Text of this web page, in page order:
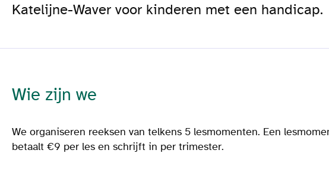
Katelijne-Waver voor kinderen met een handicap.
Wie zijn we
We organiseren reeksen van telkens 5 lesmomenten. Een
betaalt €9 per les en schrijft in per trimester.